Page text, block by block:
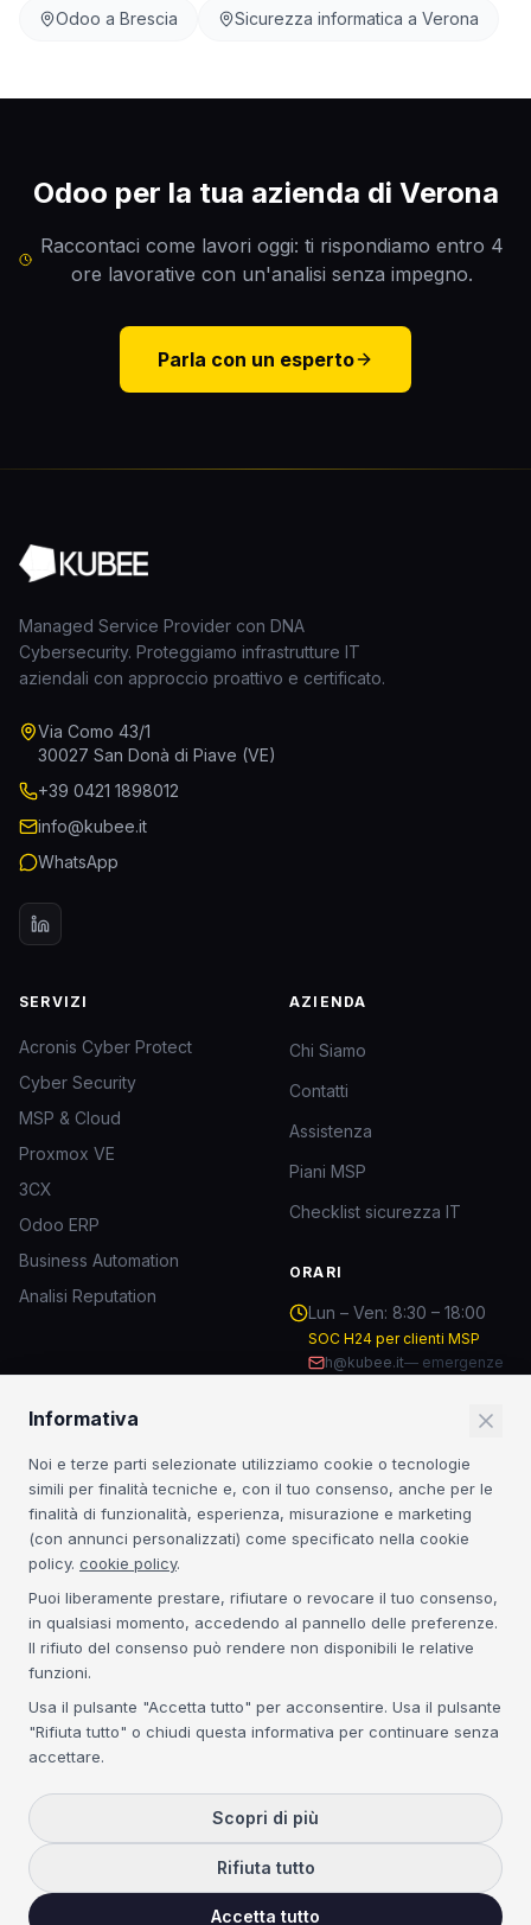
Odoo a Brescia Sicurezza informatica a Verona
Odoo per la tua azienda di Verona
Raccontaci come lavori oggi: ti rispondiamo entro 4
ore lavorative con un'analisi senza impegno.
Parla con un esperto
Managed Service Provider con DNA
Cybersecurity. Proteggiamo infrastrutture IT
aziendali con approccio proattivo e certificato.
Via Como 43/1
30027 San Donà di Piave (VE)
+39 0421 1898012
info@kubee.it
WhatsApp
SERVIZI
Acronis Cyber Protect
Cyber Security
MSP & Cloud
Proxmox VE
3CX
Odoo ERP
Business Automation
Analisi Reputation
AZIENDA
Chi Siamo
Contatti
Assistenza
Piani MSP
Checklist sicurezza IT
ORARI
Lun – Ven: 8:30 – 18:00
SOC H24 per clienti MSP
h@kubee.it— emergenze
RESTA AGGIORNATO
Insight sulla sicurezza IT e novità dal mondo MSP.
Iscriviti
Iscrivendoti accetti laPrivacy Policy
CERTIFICAZIONI
Acronis Platinum
©2026Kubee S.r.l. — P.IVA IT04134300271 — REA VE-368395 — Cap.
Soc. € 50.000 i.v. —Tutti i diritti riservati.
Informativa
Noi e terze parti selezionate utilizziamo cookie o tecnologie
simili per finalità tecniche e, con il tuo consenso, anche per le
finalità di funzionalità, esperienza, misurazione e marketing
(con annunci personalizzati) come specificato nella cookie
policy. cookie policy.
Puoi liberamente prestare, rifiutare o revocare il tuo consenso,
in qualsiasi momento, accedendo al pannello delle preferenze.
Il rifiuto del consenso può rendere non disponibili le relative
funzioni.
Usa il pulsante "Accetta tutto" per acconsentire. Usa il pulsante
"Rifiuta tutto" o chiudi questa informativa per continuare senza
accettare.
Scopri di più
Rifiuta tutto
Accetta tutto